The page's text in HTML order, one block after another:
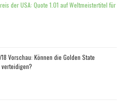
der USA: Quote 1.01 auf Weltmeistertitel für
Vorschau: Können die Golden State